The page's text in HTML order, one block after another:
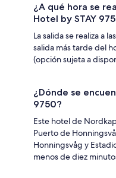
¿A qué hora se
Hotel by STAY
La salida se realiza a
salida más tarde del
(opción sujeta a
¿Dónde se
9750?
Este hotel de
Puerto de
Honningsvåg y
menos de diez